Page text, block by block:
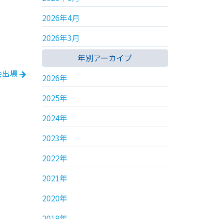
場
2026年4月
2026年3月
年別アーカイブ
2026年
2025年
2024年
2023年
2022年
2021年
2020年